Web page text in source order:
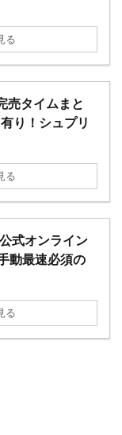
る
タイムまと
り！シュプリ
る
式オンライン
動最速必須の
る